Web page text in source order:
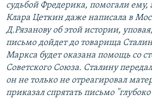
судьбой Фредерика, помогали ему,
Клара Цеткин даже написала в
Д.Рязанову об этой истории,
письмо дойдет до товарища
Маркса будет оказана помощь со
Советского Союза. Сталину
он не только не отреагировал
приказал спрятать письмо